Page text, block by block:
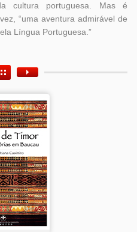
cultura portuguesa. Mas é
“uma aventura admirável de
Língua Portuguesa.”